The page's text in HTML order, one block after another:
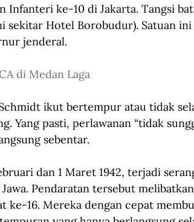
Infanteri ke-10 di Jakarta. Tangsi
sekitar Hotel Borobudur). Satuan
jenderal.
di Medan Laga
ikut bertempur atau tidak
Yang pasti, perlawanan “tidak
sebentar.
dan 1 Maret 1942, terjadi
Pendaratan tersebut
ke-16. Mereka dengan cepat